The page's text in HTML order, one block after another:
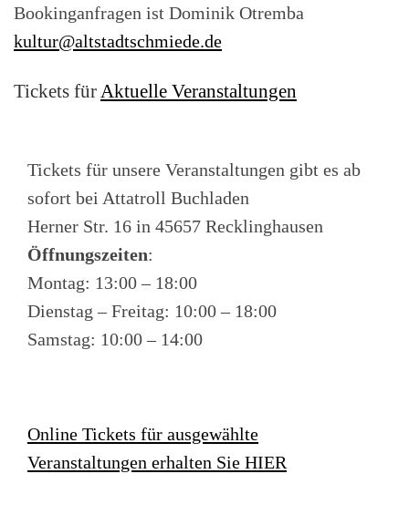
Bookinganfragen ist Dominik Otremba
kultur@altstadtschmiede.de
Tickets fürAktuelle Veranstaltungen
Tickets für unsere Veranstaltungen gibt es ab
sofort bei Attatroll Buchladen
Herner Str. 16 in 45657 Recklinghausen
Öffnungszeiten:
Montag: 13:00 – 18:00
Dienstag – Freitag: 10:00 – 18:00
Samstag: 10:00 – 14:00
Online Tickets für ausgewählte
Veranstaltungen erhalten Sie HIER